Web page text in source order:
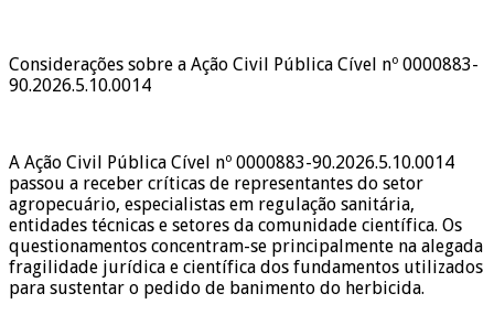
Considerações sobre a Ação Civil Pública Cível nº 0000883-
90.2026.5.10.0014
A Ação Civil Pública Cível nº 0000883-90.2026.5.10.0014
passou a receber críticas de representantes do setor
agropecuário, especialistas em regulação sanitária,
entidades técnicas e setores da comunidade científica. Os
questionamentos concentram-se principalmente na alegada
fragilidade jurídica e científica dos fundamentos utilizados
para sustentar o pedido de banimento do herbicida.